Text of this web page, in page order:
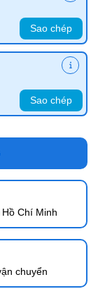
Sao chép
Sao chép
Chí Minh
chuyển